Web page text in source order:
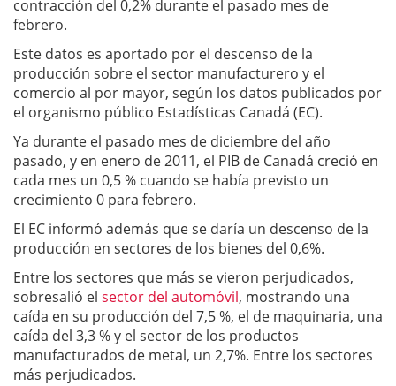
contracción del 0,2% durante el pasado mes de
febrero.
Este datos es aportado por el descenso de la
producción sobre el sector manufacturero y el
comercio al por mayor, según los datos publicados por
el organismo público Estadísticas Canadá (EC).
Ya durante el pasado mes de diciembre del año
pasado, y en enero de 2011, el PIB de Canadá creció en
cada mes un 0,5 % cuando se había previsto un
crecimiento 0 para febrero.
El EC informó además que se daría un descenso de la
producción en sectores de los bienes del 0,6%.
Entre los sectores que más se vieron perjudicados,
sobresalió el sector del automóvil, mostrando una
caída en su producción del 7,5 %, el de maquinaria, una
caída del 3,3 % y el sector de los productos
manufacturados de metal, un 2,7%. Entre los sectores
más perjudicados.